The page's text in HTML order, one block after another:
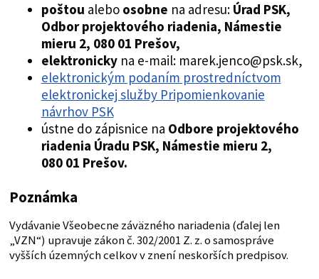
poštou alebo osobne na adresu: Úrad PSK,
Odborprojektového riadenia, Námestie
mieru 2, 080 01 Prešov,
elektronickyna e-mail: marek.jenco@psk.sk,
elektronickým podaním prostredníctvom
elektronickej služby Pripomienkovanie
návrhov PSK
ústne do zápisnice na Odbore projektového
riadenia Úradu PSK, Námestie mieru 2,
080 01 Prešov.
Poznámka
Vydávanie Všeobecne záväzného nariadenia (ďalej len
„VZN“) upravuje zákon č. 302/2001 Z. z. o samospráve
vyšších územných celkov v znení neskorších predpisov.